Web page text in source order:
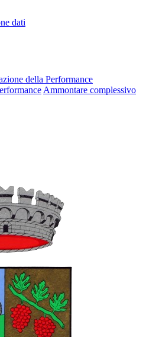
dati
della Performance
Ammontare complessivo